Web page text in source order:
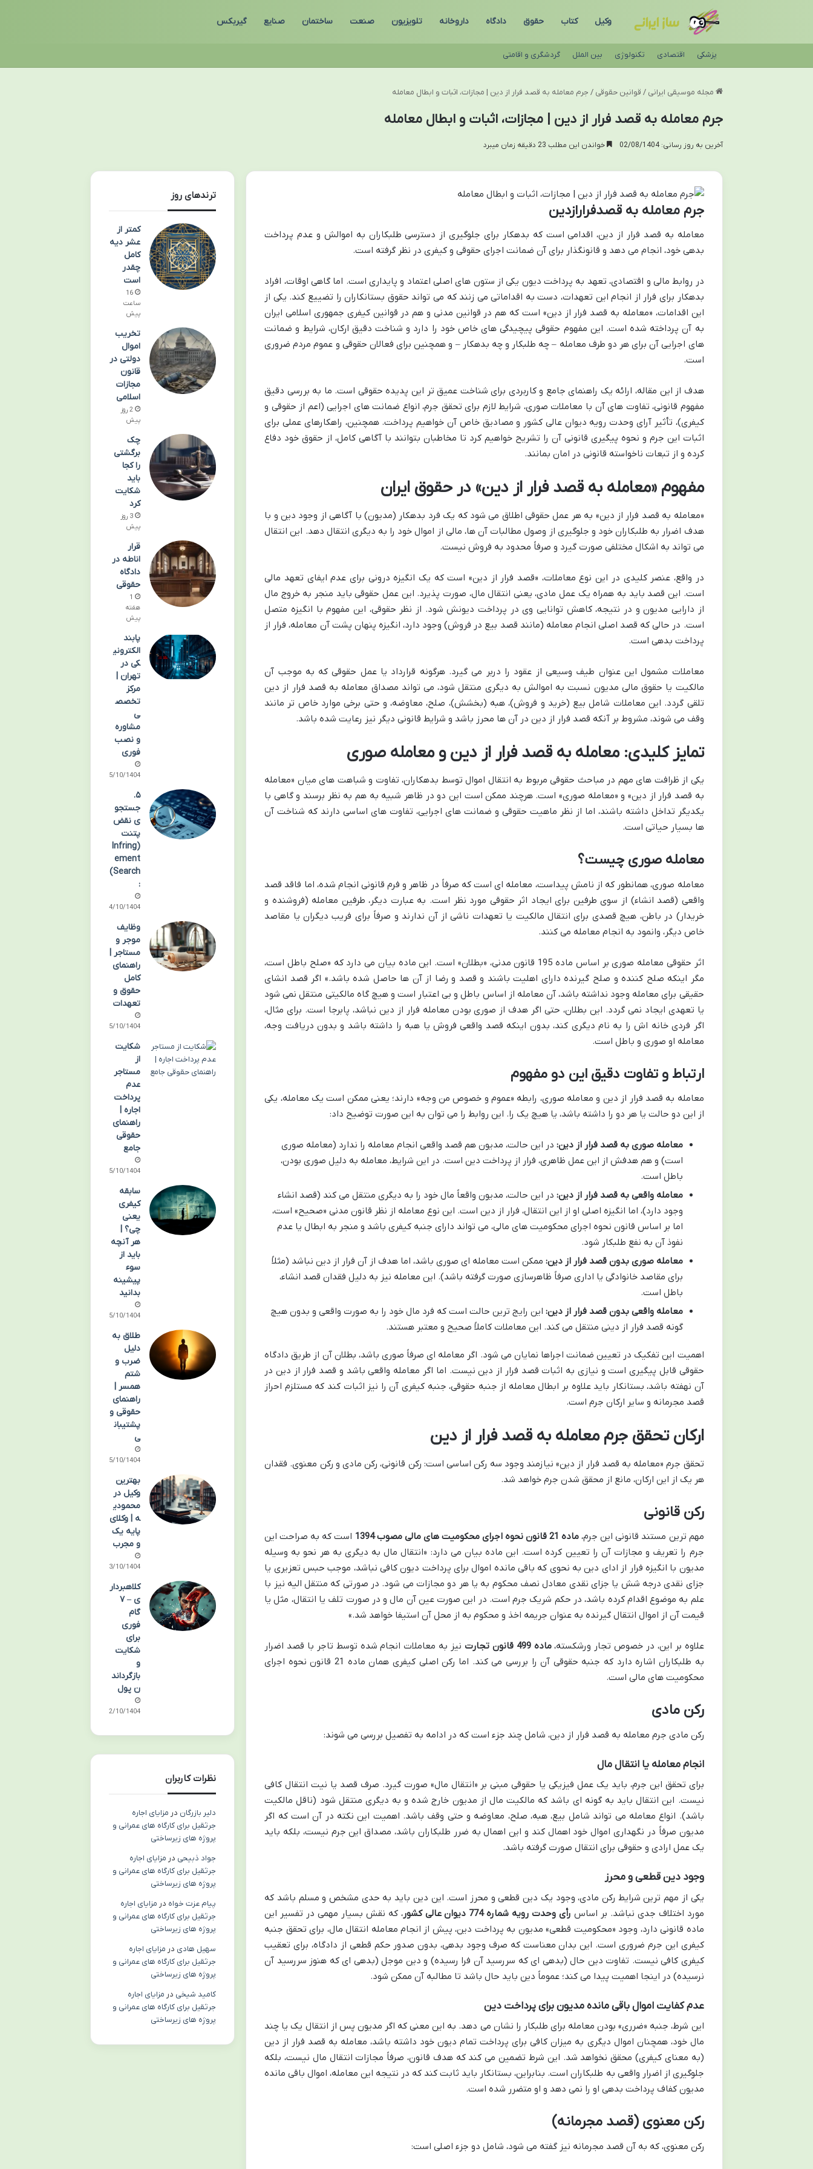
وکیل کتاب حقوق دادگاه داروخانه تلویزیون صنعت ساختمان صنایع گیربکس
پزشکی اقتصادی تکنولوژی بین الملل گردشگری و اقامتی
مجله موسیقی ایرانی / قوانین حقوقی / جرم معامله به قصد فرار از دین | مجازات، اثبات و ابطال معامله
جرم معامله به قصد فرار از دین | مجازات، اثبات و ابطال معامله
آخرین به روز رسانی: 02/08/1404 خواندن این مطلب 23 دقیقه زمان میبرد
جرم معامله به قصدفرارازدین
معامله به قصد فرار از دین، اقدامی است که بدهکار برای جلوگیری از دسترسی طلبکاران به اموالش و عدم پرداخت
بدهی خود، انجام می دهد و قانونگذار برای آن ضمانت اجرای حقوقی و کیفری در نظر گرفته است.
در روابط مالی و اقتصادی، تعهد به پرداخت دیون یکی از ستون های اصلی اعتماد و پایداری است. اما گاهی اوقات، افراد
بدهکار برای فرار از انجام این تعهدات، دست به اقداماتی می زنند که می تواند حقوق بستانکاران را تضییع کند. یکی از
این اقدامات، «معامله به قصد فرار از دین» است که هم در قوانین مدنی و هم در قوانین کیفری جمهوری اسلامی ایران
به آن پرداخته شده است. این مفهوم حقوقی پیچیدگی های خاص خود را دارد و شناخت دقیق ارکان، شرایط و ضمانت
های اجرایی آن برای هر دو طرف معامله – چه طلبکار و چه بدهکار – و همچنین برای فعالان حقوقی و عموم مردم ضروری
است.
هدف از این مقاله، ارائه یک راهنمای جامع و کاربردی برای شناخت عمیق تر این پدیده حقوقی است. ما به بررسی دقیق
مفهوم قانونی، تفاوت های آن با معاملات صوری، شرایط لازم برای تحقق جرم، انواع ضمانت های اجرایی (اعم از حقوقی و
کیفری)، تأثیر آرای وحدت رویه دیوان عالی کشور و مصادیق خاص آن خواهیم پرداخت. همچنین، راهکارهای عملی برای
اثبات این جرم و نحوه پیگیری قانونی آن را تشریح خواهیم کرد تا مخاطبان بتوانند با آگاهی کامل، از حقوق خود دفاع
کرده و از تبعات ناخواسته قانونی در امان بمانند.
مفهوم «معامله به قصد فرار از دین» در حقوق ایران
«معامله به قصد فرار از دین» به هر عمل حقوقی اطلاق می شود که یک فرد بدهکار (مدیون) با آگاهی از وجود دین و با
هدف اضرار به طلبکاران خود و جلوگیری از وصول مطالبات آن ها، مالی از اموال خود را به دیگری انتقال دهد. این انتقال
می تواند به اشکال مختلفی صورت گیرد و صرفاً محدود به فروش نیست.
در واقع، عنصر کلیدی در این نوع معاملات، «قصد فرار از دین» است که یک انگیزه درونی برای عدم ایفای تعهد مالی
است. این قصد باید به همراه یک عمل مادی، یعنی انتقال مال، صورت پذیرد. این عمل حقوقی باید منجر به خروج مال
از دارایی مدیون و در نتیجه، کاهش توانایی وی در پرداخت دیونش شود. از نظر حقوقی، این مفهوم با انگیزه متصل
است. در حالی که قصد اصلی انجام معامله (مانند قصد بیع در فروش) وجود دارد، انگیزه پنهان پشت آن معامله، فرار از
پرداخت بدهی است.
معاملات مشمول این عنوان طیف وسیعی از عقود را دربر می گیرد. هرگونه قرارداد یا عمل حقوقی که به موجب آن
مالکیت یا حقوق مالی مدیون نسبت به اموالش به دیگری منتقل شود، می تواند مصداق معامله به قصد فرار از دین
تلقی گردد. این معاملات شامل بیع (خرید و فروش)، هبه (بخشش)، صلح، معاوضه، و حتی برخی موارد خاص تر مانند
وقف می شوند، مشروط بر آنکه قصد فرار از دین در آن ها محرز باشد و شرایط قانونی دیگر نیز رعایت شده باشد.
تمایز کلیدی: معامله به قصد فرار از دین و معامله صوری
یکی از ظرافت های مهم در مباحث حقوقی مربوط به انتقال اموال توسط بدهکاران، تفاوت و شباهت های میان «معامله
به قصد فرار از دین» و «معامله صوری» است. هرچند ممکن است این دو در ظاهر شبیه به هم به نظر برسند و گاهی با
یکدیگر تداخل داشته باشند، اما از نظر ماهیت حقوقی و ضمانت های اجرایی، تفاوت های اساسی دارند که شناخت آن
ها بسیار حیاتی است.
معامله صوری چیست؟
معامله صوری، همانطور که از نامش پیداست، معامله ای است که صرفاً در ظاهر و فرم قانونی انجام شده، اما فاقد قصد
واقعی (قصد انشاء) از سوی طرفین برای ایجاد اثر حقوقی مورد نظر است. به عبارت دیگر، طرفین معامله (فروشنده و
خریدار) در باطن، هیچ قصدی برای انتقال مالکیت یا تعهدات ناشی از آن ندارند و صرفاً برای فریب دیگران یا مقاصد
خاص دیگر، وانمود به انجام معامله می کنند.
اثر حقوقی معامله صوری بر اساس ماده 195 قانون مدنی، «بطلان» است. این ماده بیان می دارد که «صلح باطل است،
مگر اینکه صلح کننده و صلح گیرنده دارای اهلیت باشند و قصد و رضا از آن ها حاصل شده باشد.» اگر قصد انشای
حقیقی برای معامله وجود نداشته باشد، آن معامله از اساس باطل و بی اعتبار است و هیچ گاه مالکیتی منتقل نمی شود
یا تعهدی ایجاد نمی گردد. این بطلان، حتی اگر هدف از صوری بودن معامله فرار از دین نباشد، پابرجا است. برای مثال،
اگر فردی خانه اش را به نام دیگری کند، بدون اینکه قصد واقعی فروش یا هبه را داشته باشد و بدون دریافت وجه،
معامله او صوری و باطل است.
ارتباط و تفاوت دقیق این دو مفهوم
معامله به قصد فرار از دین و معامله صوری، رابطه «عموم و خصوص من وجه» دارند؛ یعنی ممکن است یک معامله، یکی
از این دو حالت یا هر دو را داشته باشد، یا هیچ یک را. این روابط را می توان به این صورت توضیح داد:
معامله صوری به قصد فرار از دین: در این حالت، مدیون هم قصد واقعی انجام معامله را ندارد (معامله صوری
است) و هم هدفش از این عمل ظاهری، فرار از پرداخت دین است. در این شرایط، معامله به دلیل صوری بودن،
باطل است.
معامله واقعی به قصد فرار از دین: در این حالت، مدیون واقعاً مال خود را به دیگری منتقل می کند (قصد انشاء
وجود دارد)، اما انگیزه اصلی او از این انتقال، فرار از دین است. این نوع معامله از نظر قانون مدنی «صحیح» است،
اما بر اساس قانون نحوه اجرای محکومیت های مالی، می تواند دارای جنبه کیفری باشد و منجر به ابطال یا عدم
نفوذ آن به نفع طلبکار شود.
معامله صوری بدون قصد فرار از دین: ممکن است معامله ای صوری باشد، اما هدف از آن فرار از دین نباشد (مثلاً
برای مقاصد خانوادگی یا اداری صرفاً ظاهرسازی صورت گرفته باشد). این معامله نیز به دلیل فقدان قصد انشاء،
باطل است.
معامله واقعی بدون قصد فرار از دین: این رایج ترین حالت است که فرد مال خود را به صورت واقعی و بدون هیچ
گونه قصد فرار از دینی منتقل می کند. این معاملات کاملاً صحیح و معتبر هستند.
اهمیت این تفکیک در تعیین ضمانت اجراها نمایان می شود. اگر معامله ای صرفاً صوری باشد، بطلان آن از طریق دادگاه
حقوقی قابل پیگیری است و نیازی به اثبات قصد فرار از دین نیست. اما اگر معامله واقعی باشد و قصد فرار از دین در
آن نهفته باشد، بستانکار باید علاوه بر ابطال معامله از جنبه حقوقی، جنبه کیفری آن را نیز اثبات کند که مستلزم احراز
قصد مجرمانه و سایر ارکان جرم است.
ارکان تحقق جرم معامله به قصد فرار از دین
تحقق جرم «معامله به قصد فرار از دین» نیازمند وجود سه رکن اساسی است: رکن قانونی، رکن مادی و رکن معنوی. فقدان
هر یک از این ارکان، مانع از محقق شدن جرم خواهد شد.
رکن قانونی
مهم ترین مستند قانونی این جرم، ماده 21 قانون نحوه اجرای محکومیت های مالی مصوب 1394
است که به صراحت این
جرم را تعریف و مجازات آن را تعیین کرده است. این ماده بیان می دارد: «انتقال مال به دیگری به هر نحو به وسیله
مدیون با انگیزه فرار از ادای دین به نحوی که باقی مانده اموال برای پرداخت دیون کافی نباشد، موجب حبس تعزیری یا
جزای نقدی درجه شش یا جزای نقدی معادل نصف محکوم به یا هر دو مجازات می شود. در صورتی که منتقل الیه نیز با
علم به موضوع اقدام کرده باشد، در حکم شریک جرم است. در این صورت عین آن مال و در صورت تلف یا انتقال، مثل یا
قیمت آن از اموال انتقال گیرنده به عنوان جریمه اخذ و محکوم به از محل آن استیفا خواهد شد.»
علاوه بر این، در خصوص تجار ورشکسته،ماده 499 قانون تجارت
نیز به معاملات انجام شده توسط تاجر با قصد اضرار
به طلبکاران اشاره دارد که جنبه حقوقی آن را بررسی می کند. اما رکن اصلی کیفری همان ماده 21 قانون نحوه اجرای
محکومیت های مالی است.
رکن مادی
رکن مادی جرم معامله به قصد فرار از دین، شامل چند جزء است که در ادامه به تفصیل بررسی می شوند:
انجام معامله یا انتقال مال
برای تحقق این جرم، باید یک عمل فیزیکی یا حقوقی مبنی بر «انتقال مال» صورت گیرد. صرف قصد یا نیت انتقال کافی
نیست. این انتقال باید به گونه ای باشد که مالکیت مال از مدیون خارج شده و به دیگری منتقل شود (ناقل مالکیت
باشد). انواع معامله می تواند شامل بیع، هبه، صلح، معاوضه و حتی وقف باشد. اهمیت این نکته در آن است که اگر
مدیون صرفاً در نگهداری اموال خود اهمال کند و این اهمال به ضرر طلبکاران باشد، مصداق این جرم نیست، بلکه باید
یک عمل ارادی و حقوقی برای انتقال صورت گرفته باشد.
وجود دین قطعی و محرز
یکی از مهم ترین شرایط رکن مادی، وجود یک دین قطعی و محرز است. این دین باید به حدی مشخص و مسلم باشد که
مورد اختلاف جدی نباشد. بر اساس رأی وحدت رویه شماره 774 دیوان عالی کشور
، که نقش بسیار مهمی در تفسیر این
ماده قانونی دارد، وجود «محکومیت قطعی» مدیون به پرداخت دین، پیش از انجام معامله انتقال مال، برای تحقق جنبه
کیفری این جرم ضروری است. این بدان معناست که صرف وجود بدهی، بدون صدور حکم قطعی از دادگاه، برای تعقیب
کیفری کافی نیست. تفاوت دین حال (بدهی ای که سررسید آن فرا رسیده) و دین موجل (بدهی ای که هنوز سررسید آن
نرسیده) در اینجا اهمیت پیدا می کند؛ عموماً دین باید حال باشد تا مطالبه آن ممکن شود.
عدم کفایت اموال باقی مانده مدیون برای پرداخت دین
این شرط، جنبه «ضرری» بودن معامله برای طلبکار را نشان می دهد. به این معنی که اگر مدیون پس از انتقال یک یا چند
مال خود، همچنان اموال دیگری به میزان کافی برای پرداخت تمام دیون خود داشته باشد، معامله به قصد فرار از دین
(به معنای کیفری) محقق نخواهد شد. این شرط تضمین می کند که هدف قانون، صرفاً مجازات انتقال مال نیست، بلکه
جلوگیری از اضرار واقعی به طلبکاران است. بنابراین، بستانکار باید ثابت کند که در نتیجه این معامله، اموال باقی مانده
مدیون کفاف پرداخت بدهی او را نمی دهد و او متضرر شده است.
رکن معنوی (قصد مجرمانه)
رکن معنوی، که به آن قصد مجرمانه نیز گفته می شود، شامل دو جزء اصلی است:
ترندهای روز
کمتر از
عشر دیه
کامل
چقدر
است
16
ساعت
پیش
تخریب
اموال
دولتی در
قانون
مجازات
اسلامی
2 روز
پیش
چک
برگشتی
را کجا
باید
شکایت
کرد
3 روز
پیش
قرار
اناطه در
دادگاه
حقوقی
1
هفته
پیش
پابند
الکترونی
کی در
تهران |
مرکز
تخصص
ی
مشاوره
و نصب
فوری
15/10/1404
۵.
جستجو
ی نقض
پتنت
(Infring
ement
Search)
:
14/10/1404
وظایف
موجر و
مستاجر |
راهنمای
کامل
حقوق و
تعهدات
05/10/1404
شکایت
از
مستاجر
عدم
پرداخت
اجاره |
راهنمای
حقوقی
جامع
05/10/1404
سابقه
کیفری
یعنی
چی؟ |
هر آنچه
باید از
سوء
پیشینه
بدانید
05/10/1404
طلاق به
دلیل
ضرب و
شتم
همسر |
راهنمای
حقوقی و
پشتیبان
ی
05/10/1404
بهترین
وکیل در
محمودی
ه | وکلای
پایه یک
و مجرب
03/10/1404
کلاهبردار
ی – ۷
گام
فوری
برای
شکایت
و
بازگرداند
ن پول
02/10/1404
نظرات کاربران
دلیر بازرگان در مزایای اجاره
جرثقیل برای کارگاه های عمرانی و
پروژه های زیرساختی
جواد ذبیحی در مزایای اجاره
جرثقیل برای کارگاه های عمرانی و
پروژه های زیرساختی
پیام عزت خواه در مزایای اجاره
جرثقیل برای کارگاه های عمرانی و
پروژه های زیرساختی
سهیل هادی در مزایای اجاره
جرثقیل برای کارگاه های عمرانی و
پروژه های زیرساختی
کامید شیخی در مزایای اجاره
جرثقیل برای کارگاه های عمرانی و
پروژه های زیرساختی